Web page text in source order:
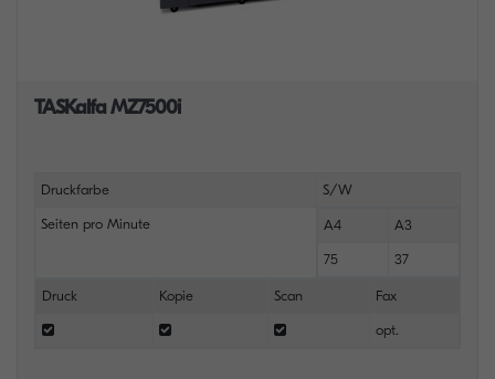
TASKalfa MZ7500i
Druckfarbe S/W
Seiten pro Minute A4 A3
75 37
Druck Kopie Scan Fax
opt.